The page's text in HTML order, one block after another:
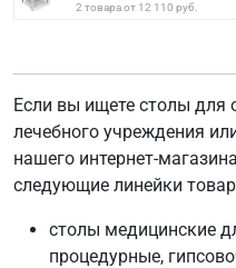
2 товара от 12 110 руб.
Если вы ищете столы для
лечебного учреждения
нашего интернет-
следующие линейки
столы медицинские
процедурные,